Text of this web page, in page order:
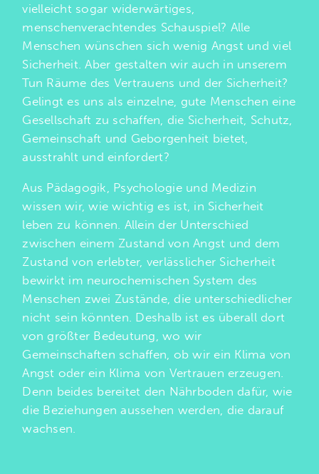
vielleicht sogar widerwärtiges,
menschenverachtendes Schauspiel? Alle
Menschen wünschen sich wenig Angst und viel
Sicherheit. Aber gestalten wir auch in unserem
Tun Räume des Vertrauens und der Sicherheit?
Gelingt es uns als einzelne, gute Menschen eine
Gesellschaft zu schaffen, die Sicherheit, Schutz,
Gemeinschaft und Geborgenheit bietet,
ausstrahlt und einfordert?
Aus Pädagogik, Psychologie und Medizin
wissen wir, wie wichtig es ist, in Sicherheit
leben zu können. Allein der Unterschied
zwischen einem Zustand von Angst und dem
Zustand von erlebter, verlässlicher Sicherheit
bewirkt im neurochemischen System des
Menschen zwei Zustände, die unterschiedlicher
nicht sein könnten. Deshalb ist es überall dort
von größter Bedeutung, wo wir
Gemeinschaften schaffen, ob wir ein Klima von
Angst oder ein Klima von Vertrauen erzeugen.
Denn beides bereitet den Nährboden dafür, wie
die Beziehungen aussehen werden, die darauf
wachsen.